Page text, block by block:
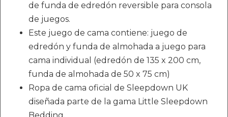
de funda de edredón reversible para consola
de juegos.
Este juego de cama contiene: juego de
edredón y funda de almohada a juego para
cama individual (edredón de 135 x 200 cm,
funda de almohada de 50 x 75 cm)
Ropa de cama oficial de Sleepdown UK
diseñada parte de la gama Little Sleepdown